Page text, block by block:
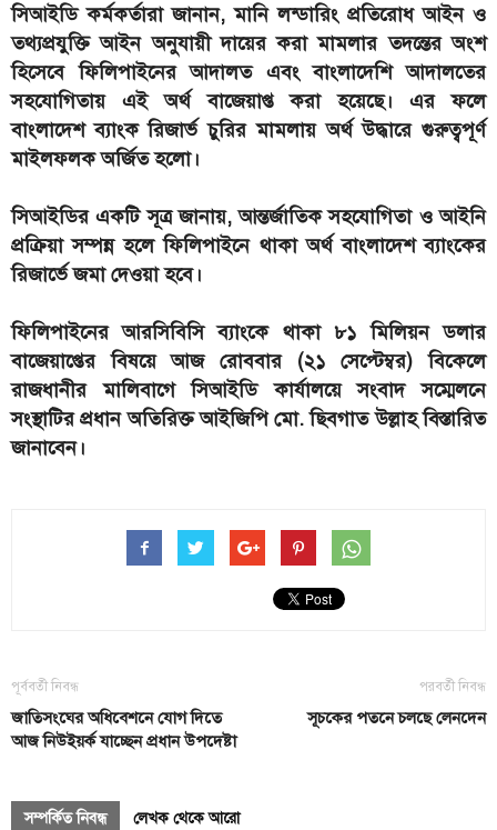
সিআইডি কর্মকর্তারা জানান, মানি লন্ডারিং প্রতিরোধ আইন ও
তথ্যপ্রযুক্তি আইন অনুযায়ী দায়ের করা মামলার তদন্তের অংশ
হিসেবে ফিলিপাইনের আদালত এবং বাংলাদেশি আদালতের
সহযোগিতায় এই অর্থ বাজেয়াপ্ত করা হয়েছে। এর ফলে
বাংলাদেশ ব্যাংক রিজার্ভ চুরির মামলায় অর্থ উদ্ধারে গুরুত্বপূর্ণ
মাইলফলক অর্জিত হলো।
সিআইডির একটি সূত্র জানায়, আন্তর্জাতিক সহযোগিতা ও আইনি
প্রক্রিয়া সম্পন্ন হলে ফিলিপাইনে থাকা অর্থ বাংলাদেশ ব্যাংকের
রিজার্ভে জমা দেওয়া হবে।
ফিলিপাইনের আরসিবিসি ব্যাংকে থাকা ৮১ মিলিয়ন ডলার
বাজেয়াপ্তের বিষয়ে আজ রোববার (২১ সেপ্টেম্বর) বিকেলে
রাজধানীর মালিবাগে সিআইডি কার্যালয়ে সংবাদ সম্মেলনে
সংস্থাটির প্রধান অতিরিক্ত আইজিপি মো. ছিবগাত উল্লাহ বিস্তারিত
জানাবেন।
পূর্ববর্তী নিবন্ধ
জাতিসংঘের অধিবেশনে যোগ দিতে
আজ নিউইয়র্ক যাচ্ছেন প্রধান উপদেষ্টা
পরবর্তী নিবন্ধ
সূচকের পতনে চলছে লেনদেন
সম্পর্কিত নিবন্ধ লেখক থেকে আরো